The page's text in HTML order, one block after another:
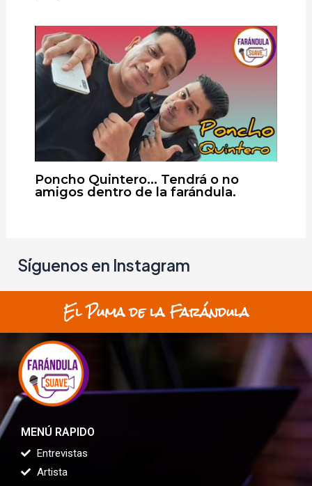
Poncho Quintero… Tendrá o no
amigos dentro de la farándula.
Síguenos en Instagram
El Puma de la Farándula
MENÚ RAPIDO
Entrevistas
Artista